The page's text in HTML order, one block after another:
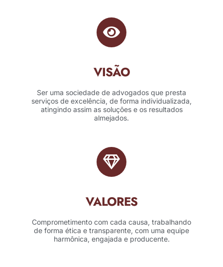
VISÃO
Ser uma sociedade de advogados que presta
serviços de excelência, de forma individualizada,
atingindo assim as soluções e os resultados
almejados.
VALORES
Comprometimento com cada causa, trabalhando
de forma ética e transparente, com uma equipe
harmônica, engajada e producente.